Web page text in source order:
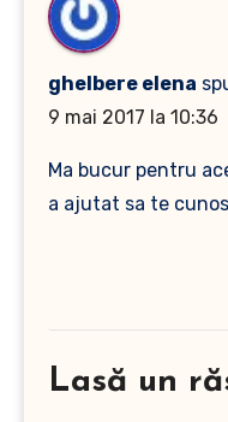
ghelbere elena
9 mai 2017 la 10:36
Ma bucur pentru
a ajutat sa te
Lasă un